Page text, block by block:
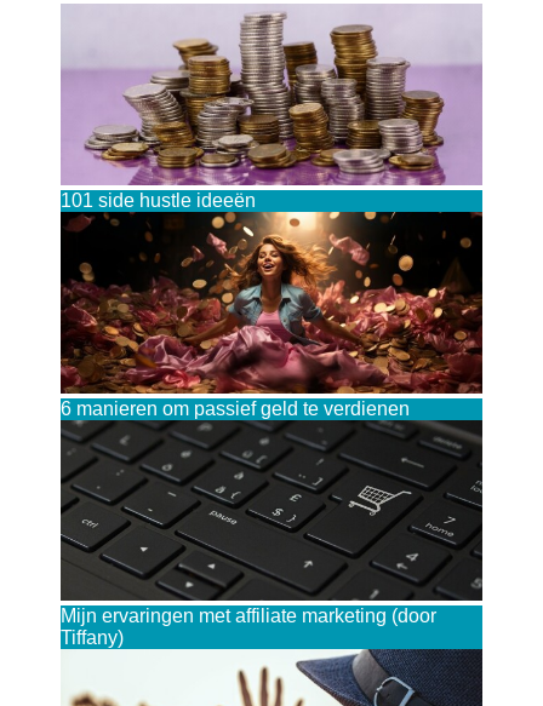
101 side hustle ideeën
6 manieren om passief geld te verdienen
Mijn ervaringen met affiliate marketing (door
Tiffany)